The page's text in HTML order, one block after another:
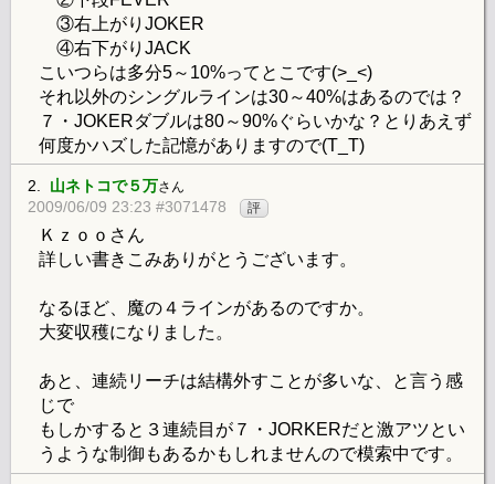
③右上がりJOKER
④右下がりJACK
こいつらは多分5～10%ってとこです(>_<)
それ以外のシングルラインは30～40%はあるのでは？
７・JOKERダブルは80～90%ぐらいかな？とりあえず
何度かハズした記憶がありますので(T_T)
2. 山ネトコで５万さん
2009/06/09 23:23 #3071478 評
Ｋｚｏｏさん
詳しい書きこみありがとうございます。
なるほど、魔の４ラインがあるのですか。
大変収穫になりました。
あと、連続リーチは結構外すことが多いな、と言う感
じで
もしかすると３連続目が７・JORKERだと激アツとい
うような制御もあるかもしれませんので模索中です。